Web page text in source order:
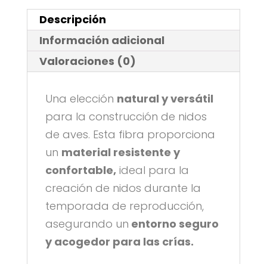
Descripción
Información adicional
Valoraciones (0)
Una elección natural y versátil
para la construcción de nidos
de aves. Esta fibra proporciona
un material resistente y
confortable,ideal para la
creación de nidos durante la
temporada de reproducción,
asegurando un entorno seguro
y acogedor para las crías.